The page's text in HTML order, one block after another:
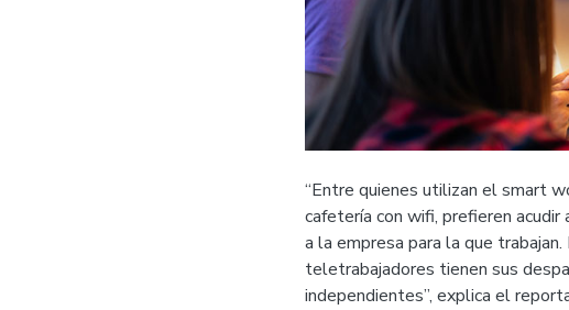
“Entre quienes utilizan el smart
cafetería con wifi, prefieren
a la empresa para la que
teletrabajadores tienen sus
independientes”, explica el